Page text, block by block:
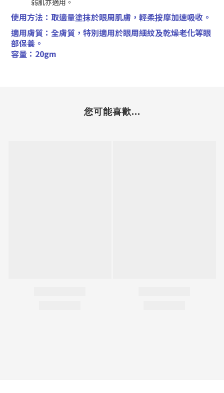
使用方法：取適量塗抹於眼周肌膚，輕柔按摩加速吸收。
適用膚質：全膚質，特別適用於眼周細紋及乾燥老化等眼
部保養。
容量：20gm
您可能喜歡...